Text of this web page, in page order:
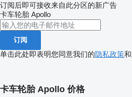
订阅后即可接收来自此分区的新广告
卡车轮胎 Apollo
订阅
单击此处即表明您同意我们的隐私政策和
卡车轮胎 Apollo 价格